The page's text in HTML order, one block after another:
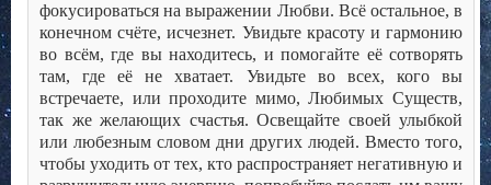
фокусироваться на выражении Любви. Всё остальное, в
конечном счёте, исчезнет. Увидьте красоту и гармонию
во всём, где вы находитесь, и помогайте её сотворять
там, где её не хватает. Увидьте во всех, кого вы
встречаете, или проходите мимо, Любимых Существ,
так же желающих счастья. Освещайте своей улыбкой
или любезным словом дни других людей. Вместо того,
чтобы уходить от тех, кто распространяет негативную и